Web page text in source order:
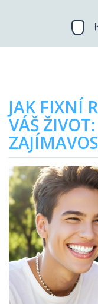
JAK FIXNÍ
VÁŠ